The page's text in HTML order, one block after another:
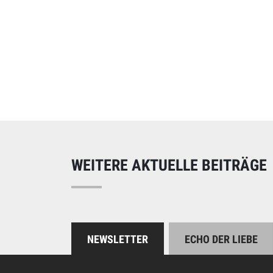
WEITERE AKTUELLE BEITRÄGE
NEWSLETTER ECHO DER LIEBE